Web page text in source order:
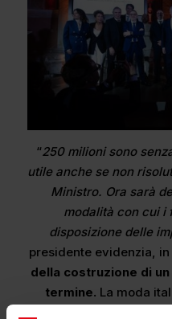
“250 milioni sono
utile anche se non
Ministro. Ora sarà
modalità con cui i
disposizione delle
presidente evidenzia,
della costruzione di
termine. La moda